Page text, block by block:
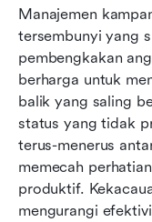
Manajemen
tersembunyi yang
pembengkakan
berharga untuk
balik yang saling
status yang tidak
terus-menerus
memecah
produktif.
mengurangi